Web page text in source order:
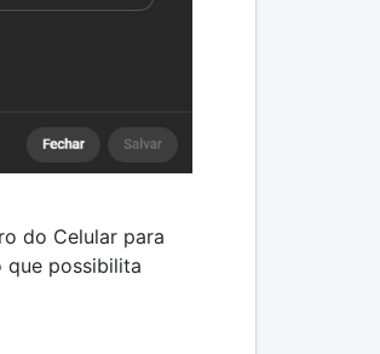
do Celular para
que possibilita